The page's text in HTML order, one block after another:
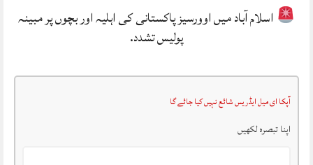
اسلام آباد میں اوورسیز پاکستانی کی اہلیہ اور بچوں پر مبینہ
پولیس تشدد.
آپکا ای میل ایڈریس شائع نہیں کیا جائے گا
اپنا تبصرہ لکھیں